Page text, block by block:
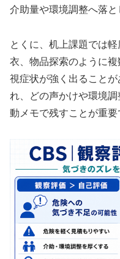
介助量や環境調整へ落と
とくに、机上課題では
衣、物品探索のように
視症状が強く出ること
れ、どの声かけや環境
動メモで残すことが重要